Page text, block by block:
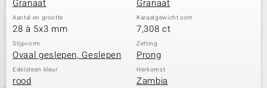
Granaat Granaat
Aantal en grootte
28 à 5x3 mm
Karaatgewicht som
7,308 ct
Slijpvorm
Ovaal geslepen, Geslepen
Zetting
Prong
Edelsteen kleur
rood
Herkomst
Zambia